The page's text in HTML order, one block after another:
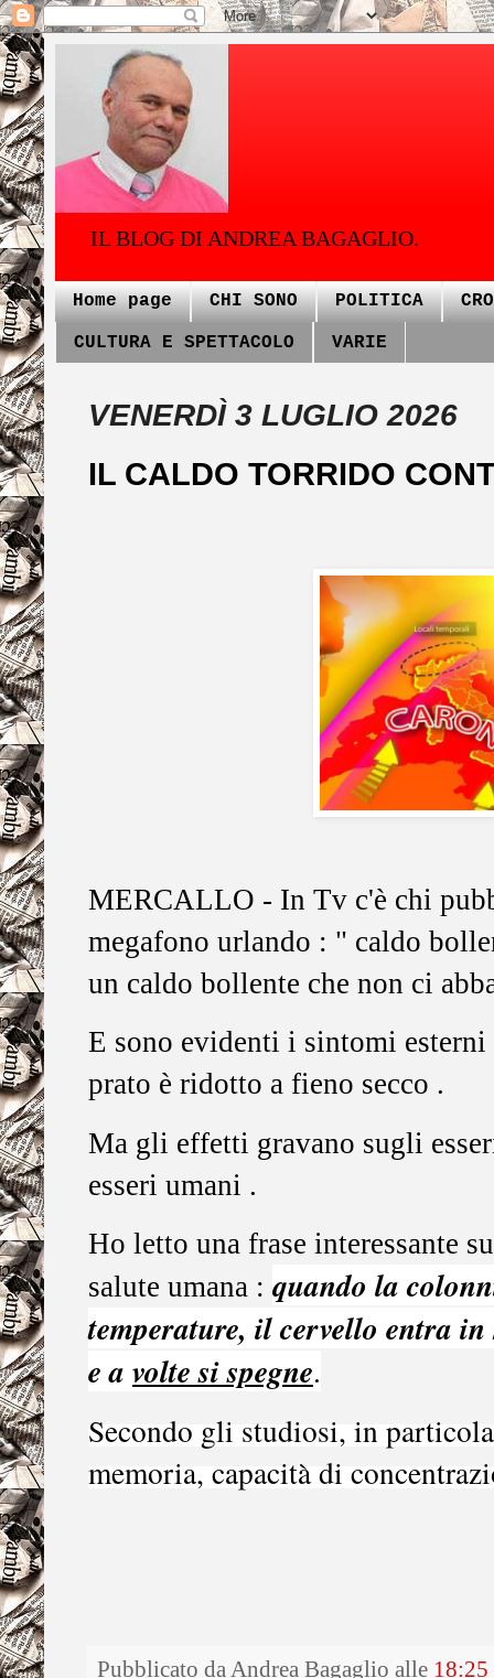
IL BLOG DI ANDREA BAGAGLIO.
Home page CHI SONO POLITICA
CULTURA E SPETTACOLO VARIE
VENERDÌ 3 LUGLIO 2026
IL CALDO TORRIDO
MERCALLO - In Tv c'è chi
megafono urlando : " caldo
un caldo bollente che non ci
E sono evidenti i sintomi
prato è ridotto a fieno secco .
Ma gli effetti gravano sugli
esseri umani .
Ho letto una frase interessante
salute umana : quando la
temperature, il cervello entra
e a volte si spegne.
Secondo gli studiosi, in
memoria, capacità di
Pubblicato daAndrea Bagaglio alle 18:25